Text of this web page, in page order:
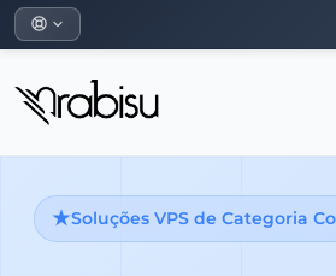
Soluções VPS de Categoria